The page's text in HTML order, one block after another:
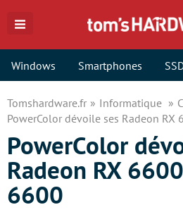
Windows Smartphones
Tomshardware.fr Informatique
PowerColor dévoile ses Radeon RX
PowerColor
Radeon RX
6600